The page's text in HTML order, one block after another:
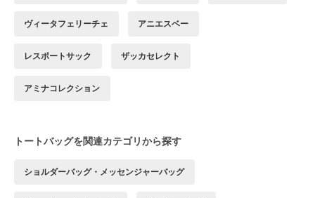
ヴィータフェリーチェ アニエスベー
レスポートサック ザッカセレクト
アミナコレクション
トートバッグを関連カテゴリから探す
ショルダーバッグ・メッセンジャーバッグ